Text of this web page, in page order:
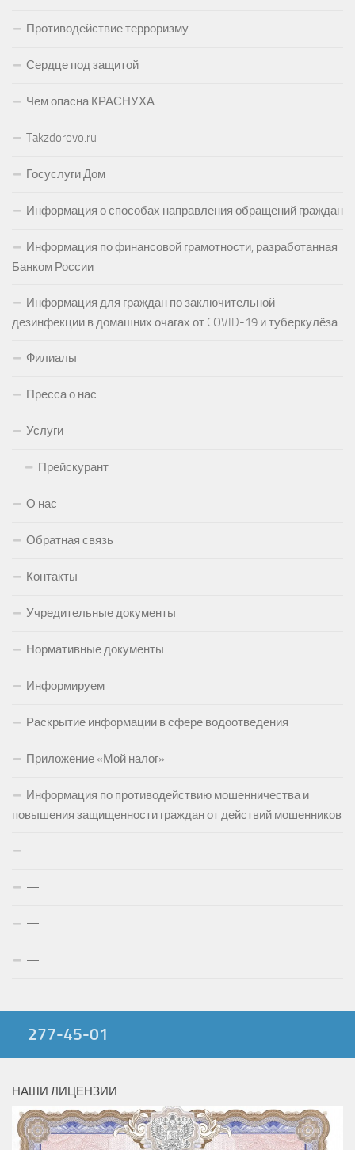
Противодействие терроризму
Сердце под защитой
Чем опасна КРАСНУХА
Takzdorovo.ru
Госуслуги.Дом
Информация о способах направления обращений граждан
Информация по финансовой грамотности, разработанная
Банком России
Информация для граждан по заключительной
дезинфекции в домашних очагах от COVID-19 и туберкулёза.
Филиалы
Пресса о нас
Услуги
Прейскурант
О нас
Обратная связь
Контакты
Учредительные документы
Нормативные документы
Информируем
Раскрытие информации в сфере водоотведения
Приложение «Мой налог»
Информация по противодействию мошенничества и
повышения защищенности граждан от действий мошенников
—
—
—
—
277-45-01
НАШИ ЛИЦЕНЗИИ